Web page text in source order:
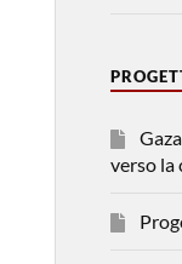
verso la